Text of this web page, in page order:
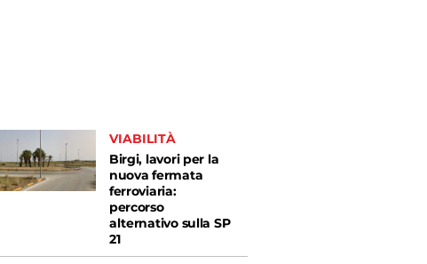
VIABILITÀ
Birgi, lavori per la
nuova fermata
ferroviaria:
percorso
alternativo sulla SP
21